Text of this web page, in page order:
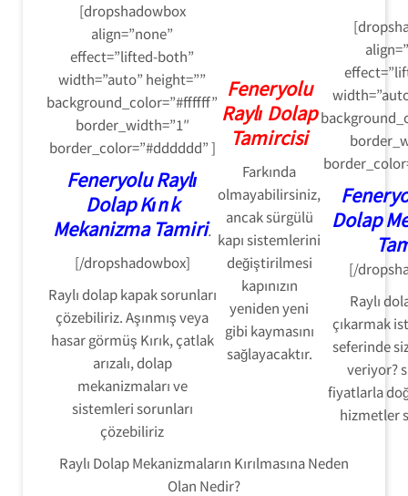
[dropshadowbox
align=”none”
effect=”lifted-both”
width=”auto” height=””
background_color=”#ffffff”
border_width=”1″
border_color=”#dddddd” ]
Feneryolu Raylı
Dolap Kırık
Mekanizma Tamiri.
[/dropshadowbox]
Raylı dolap kapak sorunları
çözebiliriz. Aşınmış veya
hasar görmüş Kırık, çatlak
arızalı,dolap
mekanizmaları ve
sistemleri sorunları
çözebiliriz
Feneryolu
Raylı Dolap
Tamircisi
Farkında
olmayabilirsiniz,
ancak sürgülü
kapı sistemlerini
değiştirilmesi
kapınızın
yeniden yeni
gibi kaymasını
sağlayacaktır.
Dolap
[/
Raylı
çıkarmak
seferinde
veriyor?
fiyatlarla
hizmetler
Raylı Dolap Mekanizmaların Kırılmasına Neden
Olan Nedir?